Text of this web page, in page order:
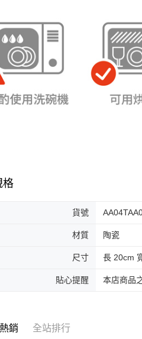
格
貨號
材質 陶瓷
尺寸 長 20cm
貼心提醒 本店商品
銷 全站排行